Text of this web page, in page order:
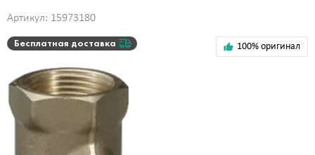
Артикул: 15973180
Бесплатная доставка 100% оригинал